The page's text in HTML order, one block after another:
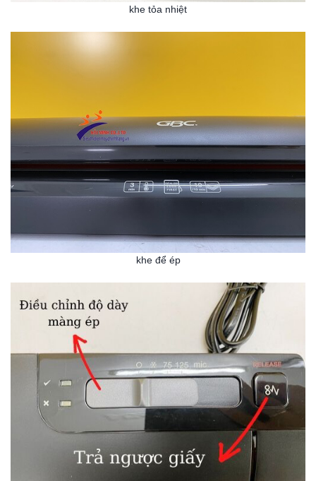
khe tỏa nhiệt
khe để ép